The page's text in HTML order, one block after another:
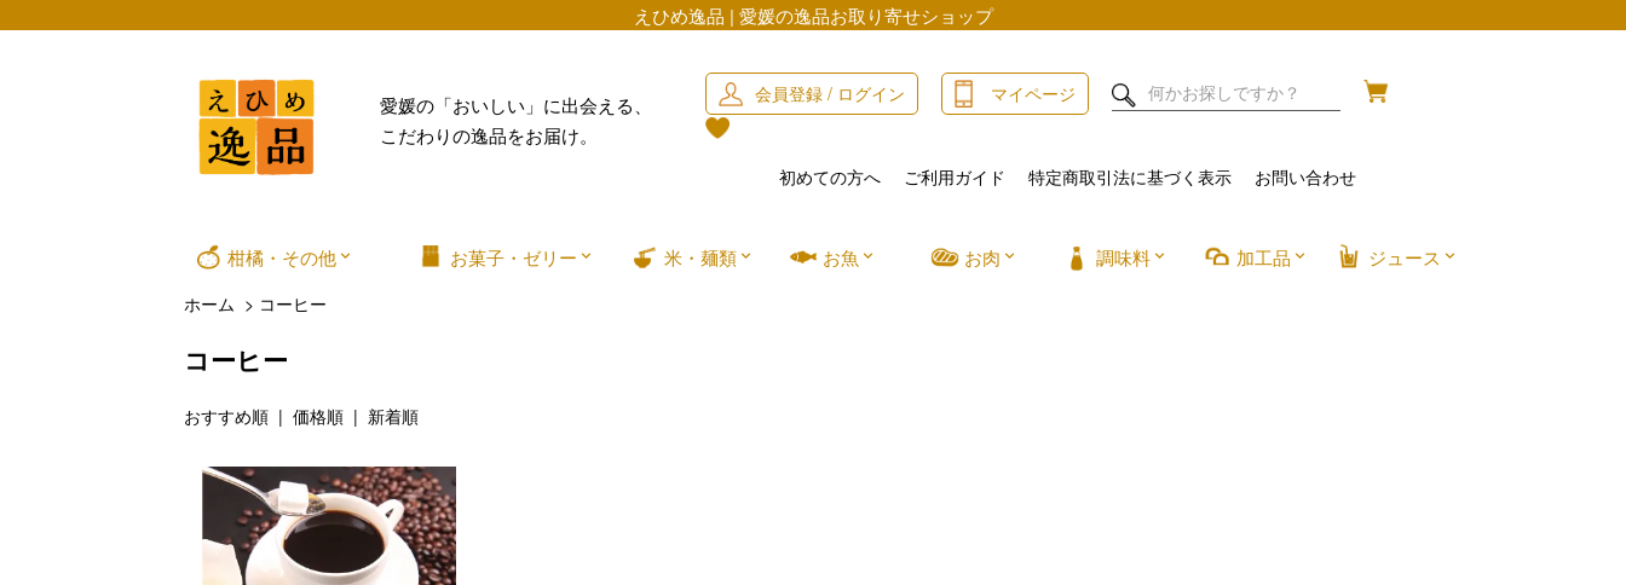
えひめ逸品 | 愛媛の逸品お取り寄せショップ
愛媛の「おいしい」に出会える、
こだわりの逸品をお届け。
会員登録 / ログイン マイページ
初めての方へ ご利用ガイド 特定商取引法に基づく表示 お問い合わせ
柑橘・その他 お菓子・ゼリー 米・麺類 お魚 お肉 調味料 加工品 ジュース
ホーム > コーヒー
コーヒー
おすすめ順 | 価格順 | 新着順